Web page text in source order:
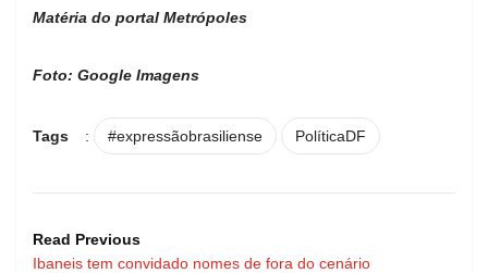
Matéria do portal Metrópoles
Foto: Google Imagens
Tags : #expressãobrasiliense PolíticaDF
Read Previous
Ibaneis tem convidado nomes de fora do cenário